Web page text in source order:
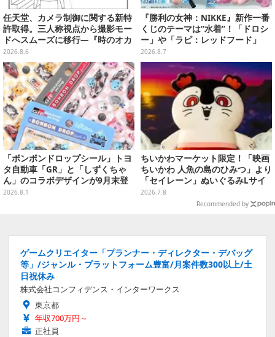
任天堂、カメラ制御に関する新特
許取得。三人称視点から撮影モー
ドへスムーズに移行―『時のオカ
リナ』リメイク版との関連を推測
する声も
2026.8.6
『勝利の女神：NIKKE』新作一番
くじのテーマは“水着”！「ドロシ
ー」や「ラピ：レッドフード」
が“背中で魅せる”ポーズで立体化
2026.8.7
「ボンボンドロップシール」トヨ
タ自動車「GR」と「しずくちゃ
ん」のコラボデザインが9月末登
場！くま吉らも描かれた全4柄
2026.8.1
ちいかわマーケット限定！「映画
ちいかわ 人魚の島のひみつ」より
「セイレーン」ぬいぐるみLサイ
ズが7月24日より予約開始
2026.7.8
Recommended by
ゲームクリエイター「プランナー・ディレクター・デバッグ
等」/ジャンル・プラットフォーム豊富/月案件数300以上/土
日祝休み
株式会社コンフィデンス・インターワークス
東京都
年収700万円～
正社員